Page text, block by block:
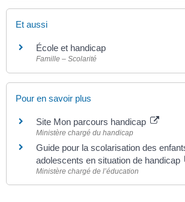
Et aussi
École et handicap
Famille – Scolarité
Pour en savoir plus
Site Mon parcours handicap
Ministère chargé du handicap
Guide pour la scolarisation des
adolescents en situation de handicap
Ministère chargé de l’éducation